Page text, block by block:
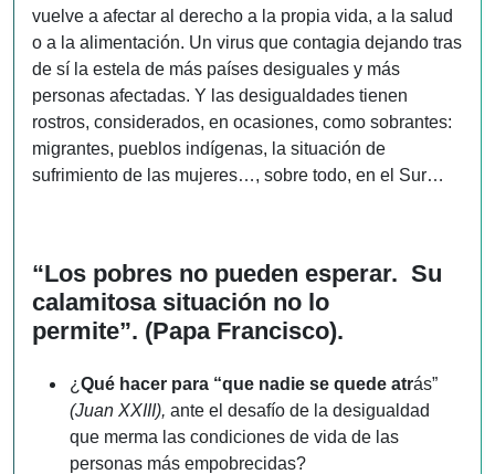
vuelve a afectar al derecho a la propia vida, a la salud
o a la alimentación. Un virus que contagia dejando tras
de sí la estela de más países desiguales y más
personas afectadas. Y las desigualdades tienen
rostros, considerados, en ocasiones, como sobrantes:
migrantes, pueblos indígenas, la situación de
sufrimiento de las mujeres…, sobre todo, en el Sur…
“Los pobres no pueden esperar. Su
calamitosa situación no lo
permite”. (Papa Francisco).
¿ Qué hacer para “que nadie se quede atrás”
(Juan XXIII), ante el desafío de la desigualdad
que merma las condiciones de vida de las
personas más empobrecidas?